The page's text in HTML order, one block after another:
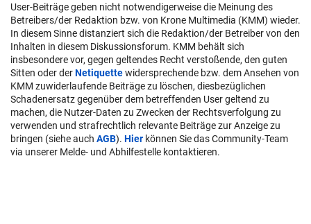
User-Beiträge geben nicht notwendigerweise die Meinung des
Betreibers/der Redaktion bzw. von Krone Multimedia (KMM) wieder.
In diesem Sinne distanziert sich die Redaktion/der Betreiber von den
Inhalten in diesem Diskussionsforum. KMM behält sich
insbesondere vor, gegen geltendes Recht verstoßende, den guten
Sitten oder derNetiquettewidersprechende bzw. dem Ansehen von
KMM zuwiderlaufende Beiträge zu löschen, diesbezüglichen
Schadenersatz gegenüber dem betreffenden User geltend zu
machen, die Nutzer-Daten zu Zwecken der Rechtsverfolgung zu
verwenden und strafrechtlich relevante Beiträge zur Anzeige zu
bringen (siehe auch AGB). Hier können Sie das Community-Team
via unserer Melde- und Abhilfestelle kontaktieren.